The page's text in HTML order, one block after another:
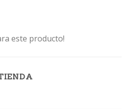
este producto!